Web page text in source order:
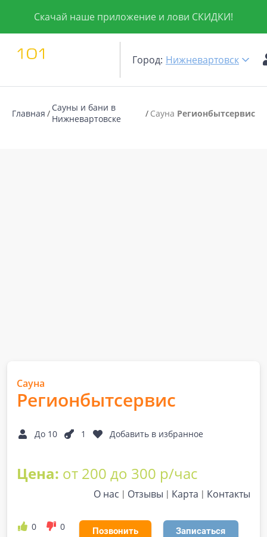
Скачай наше приложение и лови СКИДКИ!
Город: Нижневартовск
Главная
Сауны и бани в
Нижневартовске
Сауна Регионбытсервис
Сауна
Регионбытсервис
До 10 1 Добавить в избранное
Цена: от 200 до 300 р/час
О нас Отзывы Карта Контакты
0 0 Позвонить Записаться